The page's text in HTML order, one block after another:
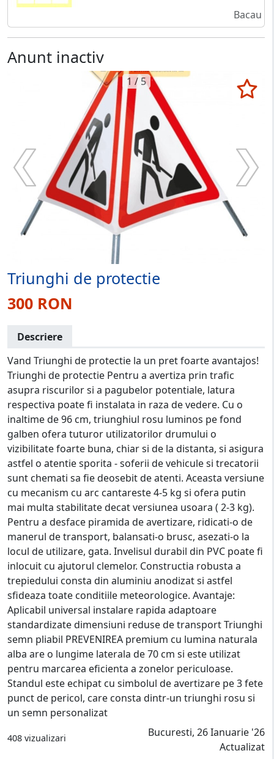
Bacau
Anunt inactiv
1 / 5
Triunghi de protectie
300 RON
Descriere
Vand Triunghi de protectie la un pret foarte avantajos!
Triunghi de protectie Pentru a avertiza prin trafic
asupra riscurilor si a pagubelor potentiale, latura
respectiva poate fi instalata in raza de vedere. Cu o
inaltime de 96 cm, triunghiul rosu luminos pe fond
galben ofera tuturor utilizatorilor drumului o
vizibilitate foarte buna, chiar si de la distanta, si asigura
astfel o atentie sporita - soferii de vehicule si trecatorii
sunt chemati sa fie deosebit de atenti. Aceasta versiune
cu mecanism cu arc cantareste 4-5 kg si ofera putin
mai multa stabilitate decat versiunea usoara ( 2-3 kg).
Pentru a desface piramida de avertizare, ridicati-o de
manerul de transport, balansati-o brusc, asezati-o la
locul de utilizare, gata. Invelisul durabil din PVC poate fi
inlocuit cu ajutorul clemelor. Constructia robusta a
trepiedului consta din aluminiu anodizat si astfel
sfideaza toate conditiile meteorologice. Avantaje:
Aplicabil universal instalare rapida adaptoare
standardizate dimensiuni reduse de transport Triunghi
semn pliabil PREVENIREA premium cu lumina naturala
alba are o lungime laterala de 70 cm si este utilizat
pentru marcarea eficienta a zonelor periculoase.
Standul este echipat cu simbolul de avertizare pe 3 fete
punct de pericol, care consta dintr-un triunghi rosu si
un semn personalizat
408 vizualizari
Bucuresti, 26 Ianuarie '26
Actualizat